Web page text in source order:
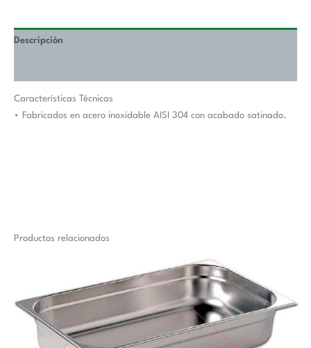
Descripción
Características Técnicas
• Fabricados en acero inoxidable AISI 304 con acabado satinado.
Productos relacionados